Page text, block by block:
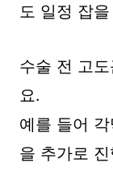
도 일정 잡
수술 전 고
요.
예를 들어
을 추가로